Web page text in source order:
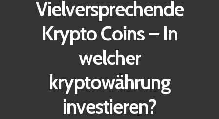
Vielversprechende
Krypto Coins – In
welcher
kryptowährung
investieren?